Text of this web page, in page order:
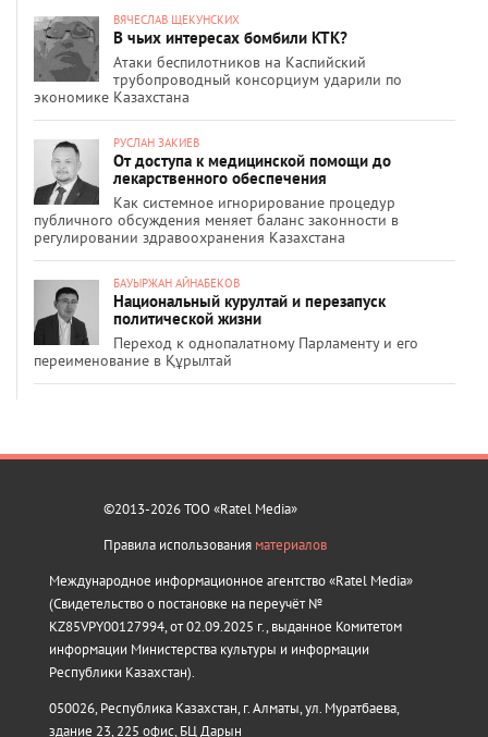
ВЯЧЕСЛАВ ЩЕКУНСКИХ
В чьих интересах бомбили КТК?
Атаки беспилотников на Каспийский
трубопроводный консорциум ударили по
экономике Казахстана
РУСЛАН ЗАКИЕВ
От доступа к медицинской помощи до
лекарственного обеспечения
Как системное игнорирование процедур
публичного обсуждения меняет баланс законности в
регулировании здравоохранения Казахстана
БАУЫРЖАН АЙНАБЕКОВ
Национальный курултай и перезапуск
политической жизни
Переход к однопалатному Парламенту и его
переименование в Құрылтай
©2013-2026 ТОО «Ratel Media»
Правила использования материалов
Международное информационное агентство «Ratel Media»
(Свидетельство о постановке на переучёт №
KZ85VPY00127994, от 02.09.2025 г., выданное Комитетом
информации Министерства культуры и информации
Республики Казахстан).
050026, Республика Казахстан, г. Алматы, ул. Муратбаева,
здание 23, 225 офис, БЦ Дарын